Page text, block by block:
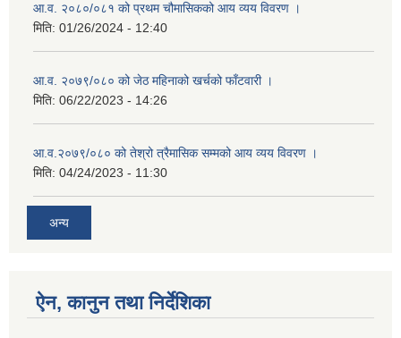
आ.व. २०८०/०८१ को प्रथम चौमासिकको आय व्यय विवरण ।
मिति: 01/26/2024 - 12:40
आ.व. २०७९/०८० को जेठ महिनाको खर्चको फाँटवारी ।
मिति: 06/22/2023 - 14:26
आ.व.२०७९/०८० को तेश्रो त्रैमासिक सम्मको आय व्यय विवरण ।
मिति: 04/24/2023 - 11:30
अन्य
ऐन, कानुन तथा निर्देशिका